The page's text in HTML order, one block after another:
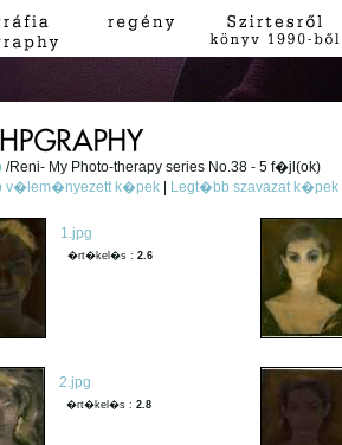
/Reni- My Photo-therapy series No.38 - 5 f�jl(ok)
v�lem�nyezett k�pek
Legt�bb szavazat k�pek
1.jpg
�rt�kel�s :2.6
2.jpg
�rt�kel�s :2.8